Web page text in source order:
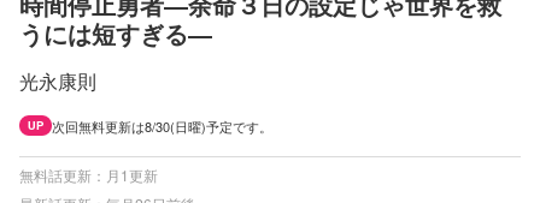
うには短すぎる―
光永康則
UP 次回無料更新は8/30(日曜)予定です。
無料話更新：月1更新